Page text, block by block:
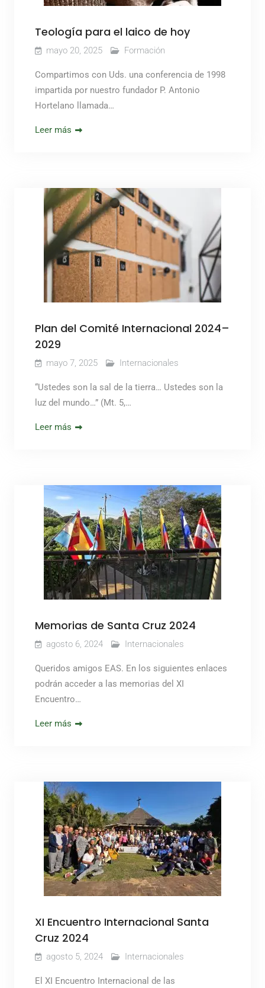
Teología para el laico de hoy
mayo 20, 2025 Formación
Compartimos con Uds. una conferencia de 1998
impartida por nuestro fundador P. Antonio
Hortelano llamada…
Leer más
Plan del Comité Internacional 2024–
2029
mayo 7, 2025 Internacionales
“Ustedes son la sal de la tierra… Ustedes son la
luz del mundo…” (Mt. 5,…
Leer más
Memorias de Santa Cruz 2024
agosto 6, 2024 Internacionales
Queridos amigos EAS. En los siguientes enlaces
podrán acceder a las memorias del XI
Encuentro…
Leer más
XI Encuentro Internacional Santa
Cruz 2024
agosto 5, 2024 Internacionales
El XI Encuentro Internacional de las